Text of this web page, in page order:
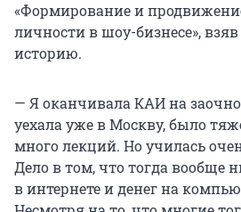
«Формирование и
личности в шоу-бизнесе»,
историю.
— Я оканчивала КАИ на
уехала уже в Москву, было
много лекций. Но училась
Дело в том, что тогда вообще
в интернете и денег на